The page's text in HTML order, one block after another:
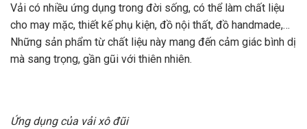
Vải có nhiều ứng dụng trong đời sống, có thể làm chất liệu
cho may mặc, thiết kế phụ kiện, đồ nội thất, đồ handmade,…
Những sản phẩm từ chất liệu này mang đến cảm giác bình dị
mà sang trọng, gần gũi với thiên nhiên.
Ứng dụng của vải xô đũi